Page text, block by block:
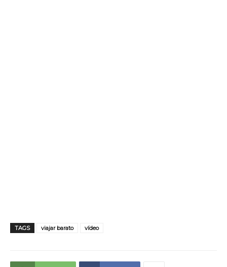
TAGS viajar barato vídeo